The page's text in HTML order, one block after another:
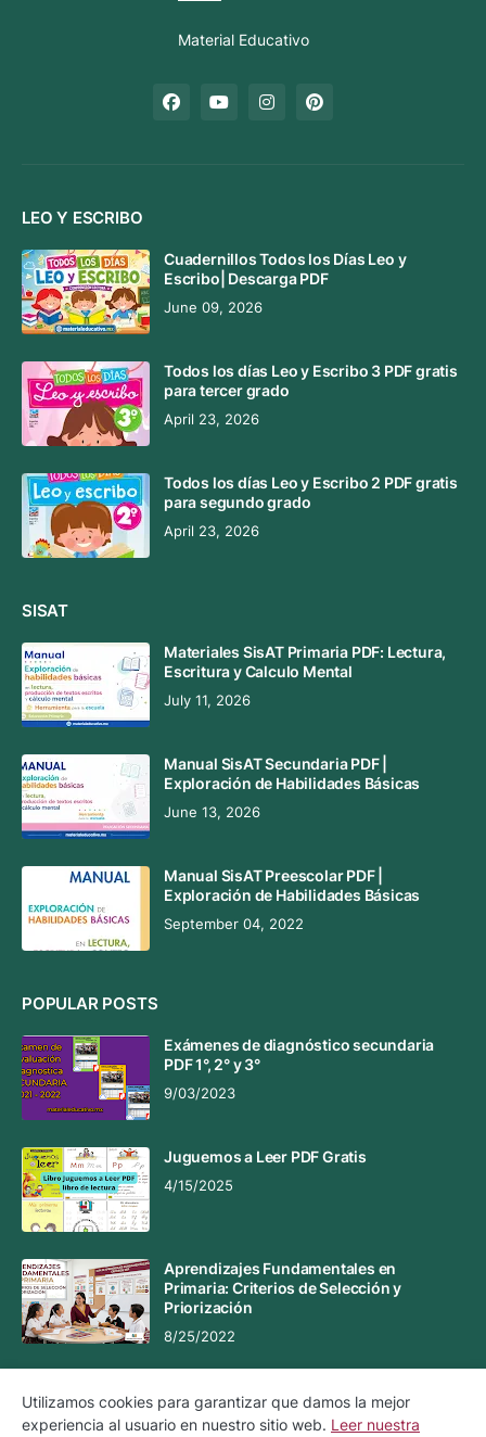
Material Educativo
LEO Y ESCRIBO
Cuadernillos Todos los Días Leo y
Escribo| Descarga PDF
June 09, 2026
Todos los días Leo y Escribo 3 PDF gratis
para tercer grado
April 23, 2026
Todos los días Leo y Escribo 2 PDF gratis
para segundo grado
April 23, 2026
SISAT
Materiales SisAT Primaria PDF: Lectura,
Escritura y Calculo Mental
July 11, 2026
Manual SisAT Secundaria PDF |
Exploración de Habilidades Básicas
June 13, 2026
Manual SisAT Preescolar PDF |
Exploración de Habilidades Básicas
September 04, 2022
POPULAR POSTS
Exámenes de diagnóstico secundaria
PDF 1°, 2° y 3°
9/03/2023
Juguemos a Leer PDF Gratis
4/15/2025
Aprendizajes Fundamentales en
Primaria: Criterios de Selección y
Priorización
8/25/2022
Utilizamos cookies para garantizar que damos la mejor
experiencia al usuario en nuestro sitio web. Leer nuestra